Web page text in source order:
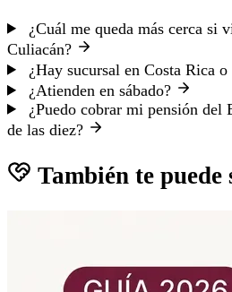
¿Cuál me queda más cerca si
Culiacán?
¿Hay sucursal en Costa Rica
¿Atienden en sábado?
¿Puedo cobrar mi pensión del
de las diez?
También te